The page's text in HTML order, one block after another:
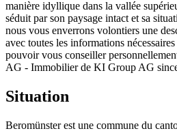
manière idyllique dans la vallée
séduit par son paysage intact et sa
nous vous enverrons volontiers une
avec toutes les informations
pouvoir vous conseiller
AG - Immobilier de KI Group AG
Situation
Beromünster est une commune du